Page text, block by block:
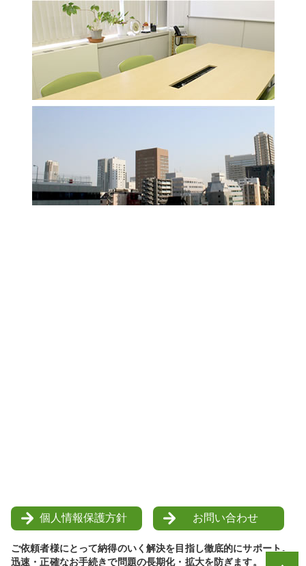
個人情報保護方針 お問い合わせ
ご依頼者様にとって納得のいく解決を目指し徹底的にサポート。
迅速・正確なお手続きで問題の長期化・拡大を防ぎます。